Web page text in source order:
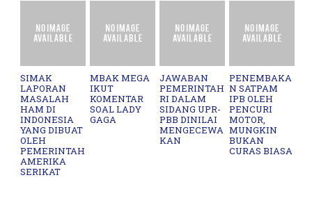
SIMAK
LAPORAN
MASALAH
HAM DI
INDONESIA
YANG DIBUAT
OLEH
PEMERINTAH
AMERIKA
SERIKAT
MBAK MEGA
IKUT
KOMENTAR
SOAL LADY
GAGA
JAWABAN
PEMERINTAH
RI DALAM
SIDANG UPR-
PBB DINILAI
MENGECEWA
KAN
PENEMBAKA
N SATPAM
IPB OLEH
PENCURI
MOTOR,
MUNGKIN
BUKAN
CURAS BIASA